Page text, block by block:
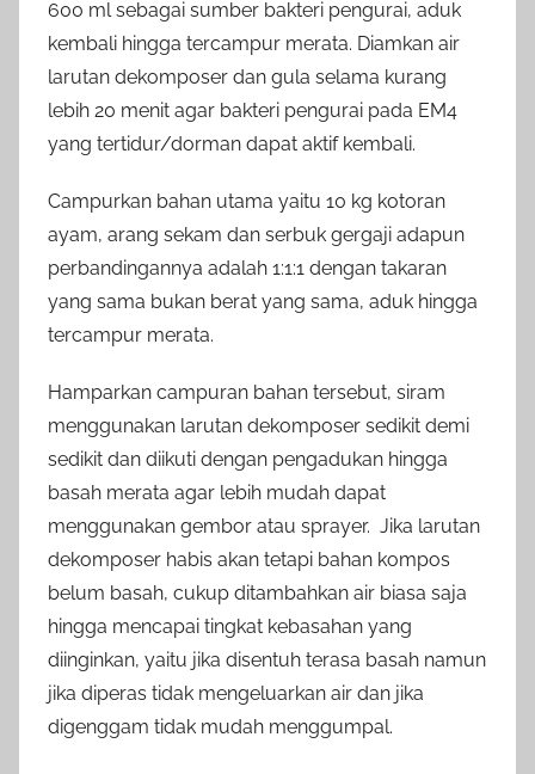
600 ml sebagai sumber bakteri pengurai, aduk
kembali hingga tercampur merata. Diamkan air
larutan dekomposer dan gula selama kurang
lebih 20 menit agar bakteri pengurai pada EM4
yang tertidur/dorman dapat aktif kembali.
Campurkan bahan utama yaitu 10 kg kotoran
ayam, arang sekam dan serbuk gergaji adapun
perbandingannya adalah 1:1:1 dengan takaran
yang sama bukan berat yang sama, aduk hingga
tercampur merata.
Hamparkan campuran bahan tersebut, siram
menggunakan larutan dekomposer sedikit demi
sedikit dan diikuti dengan pengadukan hingga
basah merata agar lebih mudah dapat
menggunakan gembor atau sprayer. Jika larutan
dekomposer habis akan tetapi bahan kompos
belum basah, cukup ditambahkan air biasa saja
hingga mencapai tingkat kebasahan yang
diinginkan, yaitu jika disentuh terasa basah namun
jika diperas tidak mengeluarkan air dan jika
digenggam tidak mudah menggumpal.